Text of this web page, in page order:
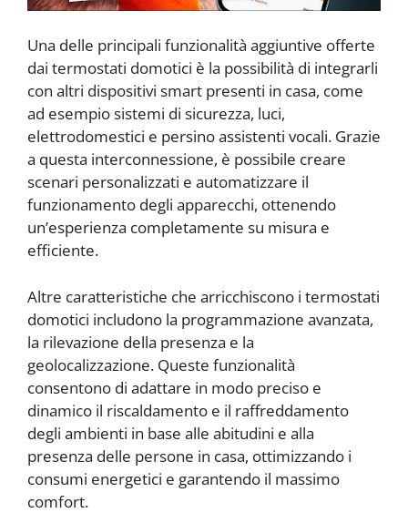
Una delle principali funzionalità aggiuntive offerte
dai termostati domotici è la possibilità di integrarli
con altri dispositivi smart presenti in casa, come
ad esempio sistemi di sicurezza, luci,
elettrodomestici e persino assistenti vocali. Grazie
a questa interconnessione, è possibile creare
scenari personalizzati e automatizzare il
funzionamento degli apparecchi, ottenendo
un’esperienza completamente su misura e
efficiente.
Altre caratteristiche che arricchiscono i termostati
domotici includono la programmazione avanzata,
la rilevazione della presenza e la
geolocalizzazione. Queste funzionalità
consentono di adattare in modo preciso e
dinamico il riscaldamento e il raffreddamento
degli ambienti in base alle abitudini e alla
presenza delle persone in casa, ottimizzando i
consumi energetici e garantendo il massimo
comfort.